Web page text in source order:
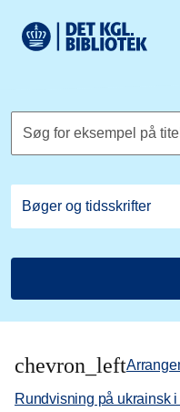
Det Kongelige
Søg for eksempel på titel,
chevron_left
Rundvisning på ukrainsk